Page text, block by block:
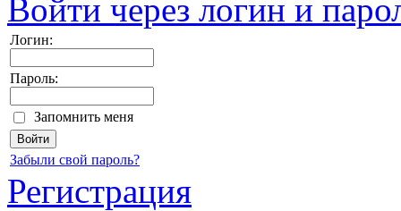
Войти через логин и
Логин:
Пароль:
Запомнить меня
Забыли свой пароль?
Регистрация